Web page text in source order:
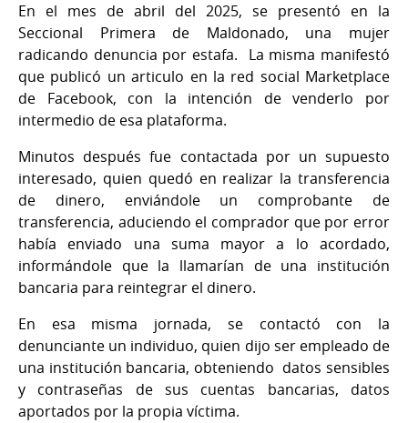
En el mes de abril del 2025, se presentó en la
Seccional Primera de Maldonado, una mujer
radicando denuncia por estafa. La misma manifestó
que publicó un articulo en la red social Marketplace
de Facebook, con la intención de venderlo por
intermedio de esa plataforma.
Minutos después fue contactada por un supuesto
interesado, quien quedó en realizar la transferencia
de dinero, enviándole un comprobante de
transferencia, aduciendo el comprador que por error
había enviado una suma mayor a lo acordado,
informándole que la llamarían de una institución
bancaria para reintegrar el dinero.
En esa misma jornada, se contactó con la
denunciante un individuo, quien dijo ser empleado de
una institución bancaria, obteniendo datos sensibles
y contraseñas de sus cuentas bancarias, datos
aportados por la propia víctima.